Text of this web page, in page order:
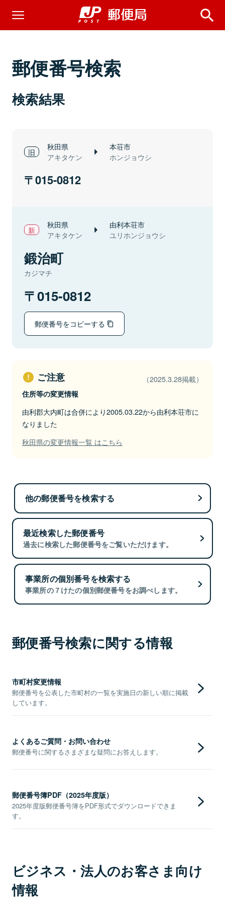
郵便番号検索
検索結果
秋田県
アキタケン
本荘市
ホンジョウシ
015-0812
秋田県
アキタケン
由利本荘市
ユリホンジョウシ
鍛治町
カジマチ
015-0812
郵便番号をコピーする
ご注意 （2025.3.28掲載）
住所等の変更情報
由利郡大内町は合併により2005.03.22から由利本荘市に
なりました
秋田県の変更情報一覧 はこちら
他の郵便番号を検索する
最近検索した郵便番号
過去に検索した郵便番号をご覧いただけます。
事業所の個別番号を検索する
事業所の７けたの個別郵便番号をお調べします。
郵便番号検索に関する情報
市町村変更情報
郵便番号を公表した市町村の一覧を実施日の新しい順に掲載
しています。
よくあるご質問・お問い合わせ
郵便番号に関するさまざまな疑問にお答えします。
郵便番号簿PDF（2025年度版）
2025年度版郵便番号簿をPDF形式でダウンロードできま
す。
ビジネス・法人のお客さま向け
情報